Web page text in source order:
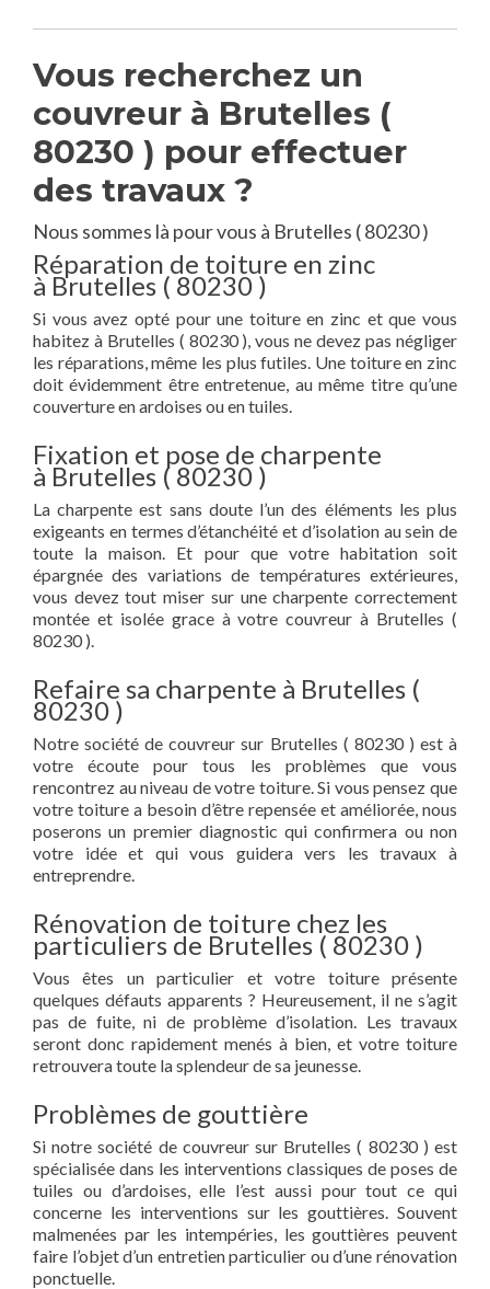
Vous recherchez un
couvreur à Brutelles (
80230 ) pour effectuer
des travaux ?
Nous sommes là pour vous à Brutelles ( 80230 )
Réparation de toiture en zinc
à Brutelles ( 80230 )
Si vous avez opté pour une toiture en zinc et que vous
habitez à Brutelles ( 80230 ), vous ne devez pas négliger
les réparations, même les plus futiles. Une toiture en zinc
doit évidemment être entretenue, au même titre qu’une
couverture en ardoises ou en tuiles.
Fixation et pose de charpente
à Brutelles ( 80230 )
La charpente est sans doute l’un des éléments les plus
exigeants en termes d’étanchéité et d’isolation au sein de
toute la maison. Et pour que votre habitation soit
épargnée des variations de températures extérieures,
vous devez tout miser sur une charpente correctement
montée et isolée grace à votre couvreur à Brutelles (
80230 ).
Refaire sa charpente à Brutelles (
80230 )
Notre société de couvreur sur Brutelles ( 80230 ) est à
votre écoute pour tous les problèmes que vous
rencontrez au niveau de votre toiture. Si vous pensez que
votre toiture a besoin d’être repensée et améliorée, nous
poserons un premier diagnostic qui confirmera ou non
votre idée et qui vous guidera vers les travaux à
entreprendre.
Rénovation de toiture chez les
particuliers de Brutelles ( 80230 )
Vous êtes un particulier et votre toiture présente
quelques défauts apparents ? Heureusement, il ne s’agit
pas de fuite, ni de problème d’isolation. Les travaux
seront donc rapidement menés à bien, et votre toiture
retrouvera toute la splendeur de sa jeunesse.
Problèmes de gouttière
Si notre société de couvreur sur Brutelles ( 80230 ) est
spécialisée dans les interventions classiques de poses de
tuiles ou d’ardoises, elle l’est aussi pour tout ce qui
concerne les interventions sur les gouttières. Souvent
malmenées par les intempéries, les gouttières peuvent
faire l’objet d’un entretien particulier ou d’une rénovation
ponctuelle.